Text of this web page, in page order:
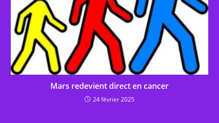
Mars redevient direct en cancer
24 février 2025